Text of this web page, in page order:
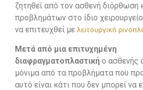
ζητηθεί από τον ασθενή
προβλημάτων στο ίδιο
να επιτευχθεί με λειτουργική
Μετά από μια επιτυχημένη
διαφραγματοπλαστική ο ασθενής
μόνιμα από τα προβλήματα που
αυτό είναι κάτι που δεν μπορεί να